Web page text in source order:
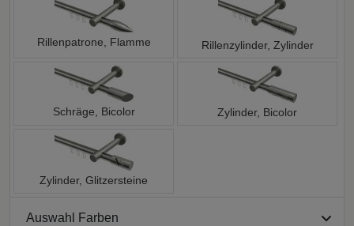
Rillenpatrone, Flamme Rillenzylinder, Zylinder
Schräge, Bicolor Zylinder, Bicolor
Zylinder, Glitzersteine
Auswahl Farben